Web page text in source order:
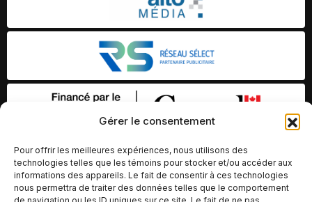
Gérer le consentement
Pour offrir les meilleures expériences, nous utilisons des
technologies telles que les témoins pour stocker et/ou accéder aux
informations des appareils. Le fait de consentir à ces technologies
nous permettra de traiter des données telles que le comportement